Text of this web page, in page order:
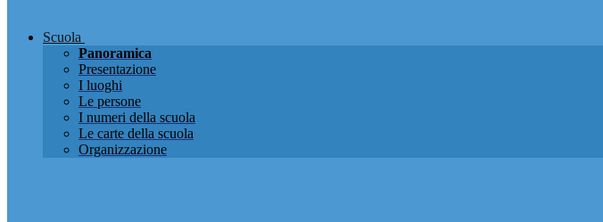
Scuola
Panoramica
Presentazione
I luoghi
Le persone
I numeri della scuola
Le carte della scuola
Organizzazione